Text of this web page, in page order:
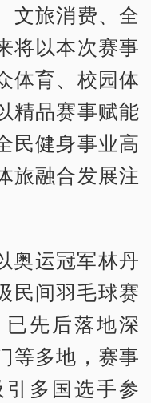
文旅消费、全
将以本次赛事
体育、校园体
精品赛事赋能
民健身事业高
旅融合发展注
奥运冠军林丹
民间羽毛球赛
先后落地深
等多地，赛事
多国选手参